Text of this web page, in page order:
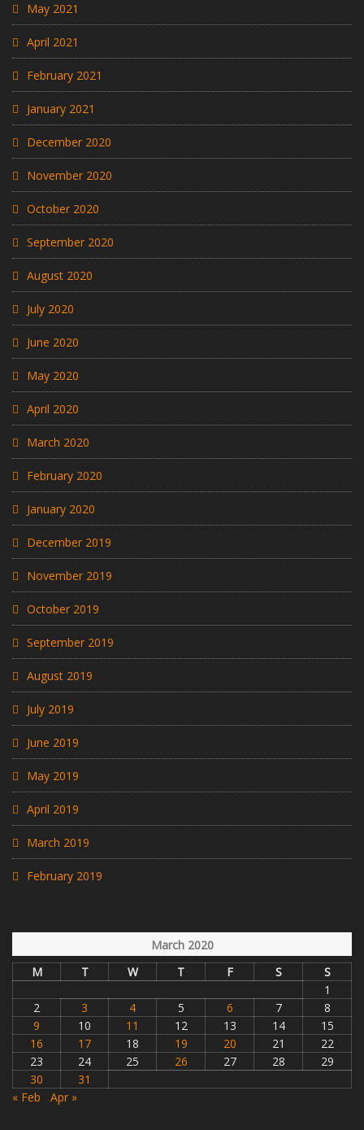
May 2021
April 2021
February 2021
January 2021
December 2020
November 2020
October 2020
September 2020
August 2020
July 2020
June 2020
May 2020
April 2020
March 2020
February 2020
January 2020
December 2019
November 2019
October 2019
September 2019
August 2019
July 2019
June 2019
May 2019
April 2019
March 2019
February 2019
March 2020
M
T W T F S
S
1
2
3 4 5 6 7
8
9
10 11 12 13 14
15
16
17 18 19 20 21
22
23
24 25 26 27 28
29
30
31
« Feb
Apr »